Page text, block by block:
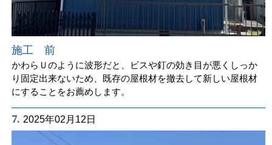
施工 前
かわらＵのように波形だと、ビスや釘の効き目が悪くしっか
り固定出来ないため、既存の屋根材を撤去して新しい屋根材
にすることをお薦めします。
7. 2025年02月12日